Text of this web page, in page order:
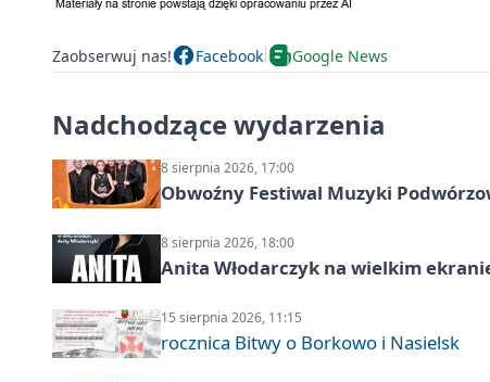
Zaobserwuj nas! Facebook Google News
Nadchodzące wydarzenia
8 sierpnia 2026, 17:00
Obwoźny Festiwal Muzyki
8 sierpnia 2026, 18:00
Anita Włodarczyk na wielkim
15 sierpnia 2026, 11:15
rocznica Bitwy o Borkowo i Nasielsk